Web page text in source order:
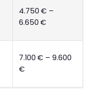
4.750 € –
6.650 €
7.100 € – 9.600
€